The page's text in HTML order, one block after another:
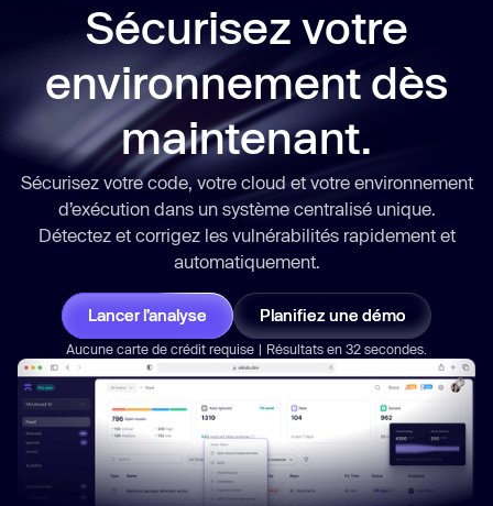
Sécurisez votre
environnement dès
maintenant.
Sécurisez votre code, votre cloud et votre environnement
d’exécution dans un système centralisé unique.
Détectez et corrigez les vulnérabilités rapidementet
automatiquement.
Lancer l’analyse Planifiez une démo
Aucune carte de crédit requise | Résultats en 32 secondes.